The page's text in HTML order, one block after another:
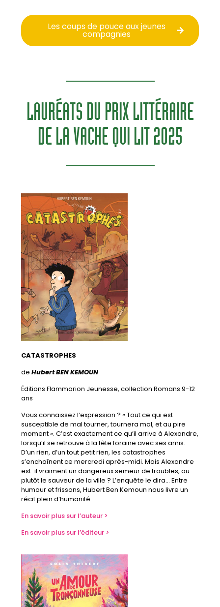
Les coups de pouce aux jeunes
compagnies
LAURÉATS DU PRIX LITTÉRAIRE
DE LA VACHE QUI LIT 2025
CATASTROPHES
de Hubert BEN KEMOUN
Éditions Flammarion Jeunesse, collection Romans 9-12
ans
Vous connaissez l’expression ? « Tout ce qui est
susceptible de mal tourner, tournera mal, et au pire
moment ». C’est exactement ce qu’il arrive à Alexandre,
lorsqu’il se retrouve à la fête foraine avec ses amis.
D’un rien, d’un tout petit rien, les catastrophes
s’enchaînent ce mercredi après-midi. Mais Alexandre
est-il vraiment un dangereux semeur de troubles, ou
plutôt le sauveur de la ville ? L’enquête le dira… Entre
humour et frissons, Hubert Ben Kemoun nous livre un
récit plein d’humanité.
En savoir plus sur l’auteur >
En savoir plus sur l’éditeur >